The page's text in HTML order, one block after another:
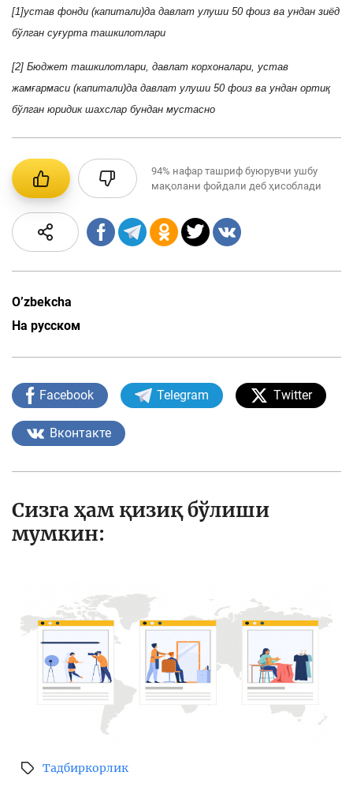
[1]устав фонди (капитали)да давлат улуши 50 фоиз ва ундан зиёд
бўлган суғурта ташкилотлари
[2] Бюджет ташкилотлари, давлат корхоналари, устав
жамғармаси (капитали)да давлат улуши 50 фоиз ва ундан ортиқ
бўлган юридик шахслар бундан мустасно
94% нафар ташриф буюрувчи ушбу
мақолани фойдали деб ҳисоблади
O’zbekcha
На русском
Facebook Telegram Twitter
Вконтакте
Сизга ҳам қизиқ бўлиши
мумкин:
Тадбиркорлик